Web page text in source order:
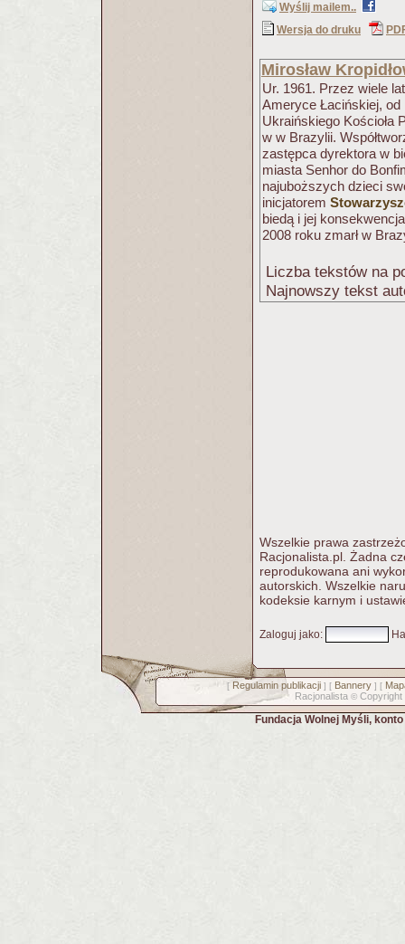
Wyślij mailem..
Wersja do druku
Mirosław
Ur. 1961. Przez wiele
Ameryce Łacińskiej, od
Ukraińskiego Kościoła
w w Brazylii.
zastępca dyrektora w
miasta Senhor do
najuboższych dzieci
inicjatorem
biedą i jej
2008 roku zmarł w
Liczba tekstów na
Najnowszy tekst
Wszelkie prawa
Racjonalista.pl. Żadna
reprodukowana ani
autorskich. Wszelkie
kodeksie karnym i
Zaloguj jako:
[ Regulamin publikacji] [ Bannery] [
Racjonalista © Copyright
Fundacja Wolnej Myśli,